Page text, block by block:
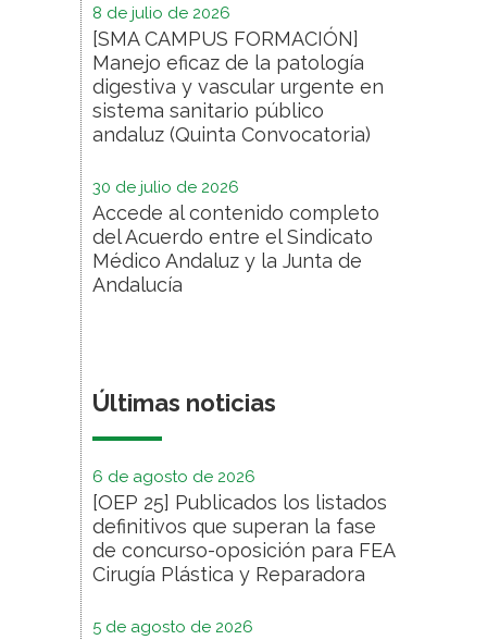
8 de julio de 2026
[SMA CAMPUS FORMACIÓN]
Manejo eficaz de la patología
digestiva y vascular urgente en
sistema sanitario público
andaluz (Quinta Convocatoria)
30 de julio de 2026
Accede al contenido completo
del Acuerdo entre el Sindicato
Médico Andaluz y la Junta de
Andalucía
Últimas noticias
6 de agosto de 2026
[OEP 25] Publicados los listados
definitivos que superan la fase
de concurso-oposición para FEA
Cirugía Plástica y Reparadora
5 de agosto de 2026